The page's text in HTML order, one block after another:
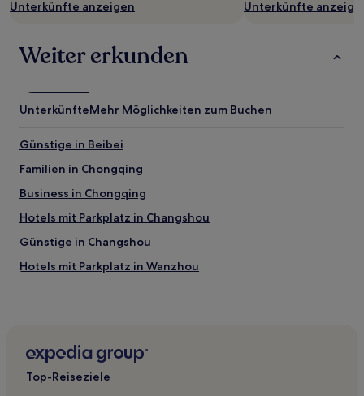
können
gelten.
Unterkünfte anzeigen Unterkünfte
Weiter erkunden
UnterkünfteMehr Möglichkeiten zum Buchen
Günstige in Beibei
Familien in Chongqing
Business in Chongqing
Hotels mit Parkplatz in Changshou
Günstige in Changshou
Hotels mit Parkplatz in Wanzhou
Haitangxi: Hotels
Hotels nahe Shapo-Station
Top-Reiseziele